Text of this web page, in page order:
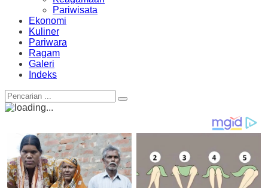
Pariwisata
Ekonomi
Kuliner
Pariwara
Ragam
Galeri
Indeks